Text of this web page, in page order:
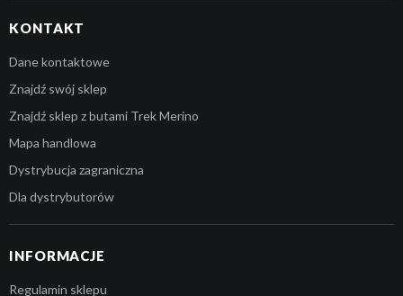
KONTAKT
Dane kontaktowe
Znajdź swój sklep
Znajdź sklep z butami Trek Merino
Mapa handlowa
Dystrybucja zagraniczna
Dla dystrybutorów
INFORMACJE
Regulamin sklepu